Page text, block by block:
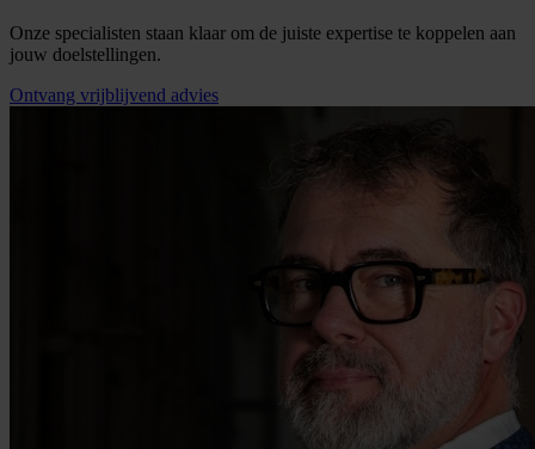
Onze specialisten staan klaar om de juiste expertise te koppelen aan
jouw doelstellingen.
Ontvang vrijblijvend advies